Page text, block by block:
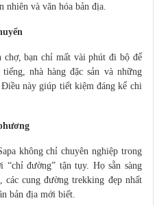
và văn hóa bản địa.
chợ, bạn chỉ mất vài phút đi bộ để
nhà hàng đặc sản và những
này giúp tiết kiệm đáng kể chi
không chỉ chuyên nghiệp trong
đường” tận tụy. Họ sẵn sàng
cung đường trekking đẹp nhất
bản địa mới biết.